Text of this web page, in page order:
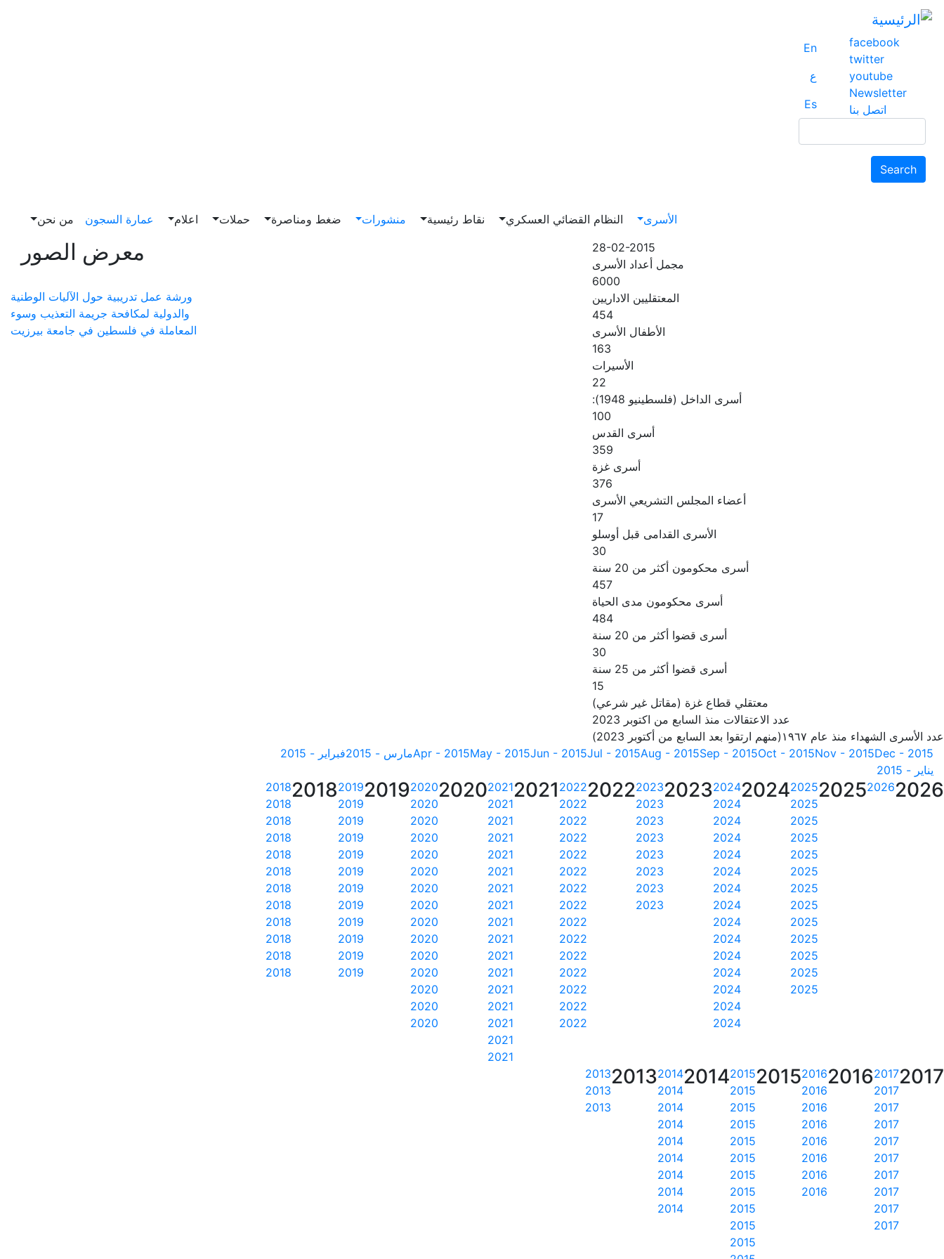
facebook
twitter
youtube
Newsletter
اتصل بنا
En
ع
Es
Search
Main navigation
الأسرى النظام القضائي العسكري نقاط رئيسية منشورات ضغط ومناصرة حملات اعلام عمارة السجون
من نحن
28-02-2015
مجمل أعداد الأسرى
6000
المعتقليين الاداريين
454
الأطفال الأسرى
163
الأسيرات
22
أسرى الداخل (فلسطينيو 1948):
100
أسرى القدس
359
أسرى غزة
376
أعضاء المجلس التشريعي الأسرى
17
الأسرى القدامى قبل أوسلو
30
أسرى محكومون أكثر من 20 سنة
457
أسرى محكومون مدى الحياة
484
أسرى قضوا أكثر من 20 سنة
30
أسرى قضوا أكثر من 25 سنة
15
معتقلي قطاع غزة (مقاتل غير شرعي)
عدد الاعتقالات منذ السابع من اكتوبر 2023
عدد الأسرى الشهداء منذ عام ١٩٦٧(منهم ارتقوا بعد السابع من أكتوبر 2023)
Dec - 2015
Nov - 2015
Oct - 2015
Sep - 2015
Aug - 2015
Jul - 2015
Jun - 2015
May - 2015
Apr - 2015مارس - 2015
فبراير - 2015
يناير - 2015
2026
2026
2025
2025
2025
2025
2025
2025
2025
2025
2025
2025
2025
2025
2025
2025
2024
2024
2024
2024
2024
2024
2024
2024
2024
2024
2024
2024
2024
2024
2024
2024
2023
2023
2023
2023
2023
2023
2023
2023
2023
2022
2022
2022
2022
2022
2022
2022
2022
2022
2022
2022
2022
2022
2022
2022
2022
2021
2021
2021
2021
2021
2021
2021
2021
2021
2021
2021
2021
2021
2021
2021
2021
2021
2021
2020
2020
2020
2020
2020
2020
2020
2020
2020
2020
2020
2020
2020
2020
2020
2020
2019
2019
2019
2019
2019
2019
2019
2019
2019
2019
2019
2019
2019
2018
2018
2018
2018
2018
2018
2018
2018
2018
2018
2018
2018
2018
2017
2017
2017
2017
2017
2017
2017
2017
2017
2017
2017
2016
2016
2016
2016
2016
2016
2016
2016
2016
2015
2015
2015
2015
2015
2015
2015
2015
2015
2015
2015
2015
2014
2014
2014
2014
2014
2014
2014
2014
2014
2014
2013
2013
2013
2013
معرض الصور
ورشة عمل تدريبية حول الآليات الوطنية
والدولية لمكافحة جريمة التعذيب وسوء
المعاملة في فلسطين في جامعة بيرزيت